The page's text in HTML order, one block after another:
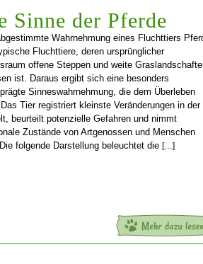
Sinne der Pferde
Wahrnehmung eines Fluchttiers
Fluchttiere, deren ursprünglicher
offene Steppen und weite
ist. Daraus ergibt sich eine besonders
Sinneswahrnehmung, die dem Überleben
Tier registriert kleinste Veränderungen in der
beurteilt potenzielle Gefahren und nimmt
Zustände von Artgenossen und Menschen
folgende Darstellung beleuchtet die […]